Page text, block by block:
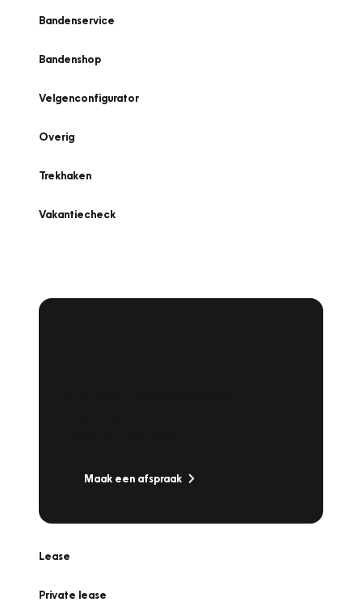
Bandenservice
Bandenshop
Velgenconfigurator
Overig
Trekhaken
Vakantiecheck
Maak een afspraak
Lease
Private lease